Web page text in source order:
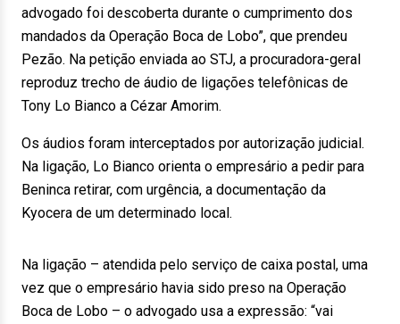
advogado foi descoberta durante o cumprimento dos
mandados da Operação Boca de Lobo”, que prendeu
Pezão. Na petição enviada ao STJ, a procuradora-geral
reproduz trecho de áudio de ligações telefônicas de
Tony Lo Bianco a Cézar Amorim.
Os áudios foram interceptados por autorização judicial.
Na ligação, Lo Bianco orienta o empresário a pedir para
Beninca retirar, com urgência, a documentação da
Kyocera de um determinado local.
Na ligação – atendida pelo serviço de caixa postal, uma
vez que o empresário havia sido preso na Operação
Boca de Lobo – o advogado usa a expressão: “vai